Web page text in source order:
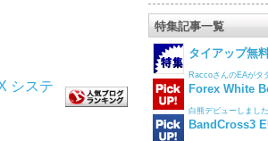
特集記事一覧
タイアップ無
RaccoさんのEAがタ
Forex White
白熊デビューしました
BandCross3